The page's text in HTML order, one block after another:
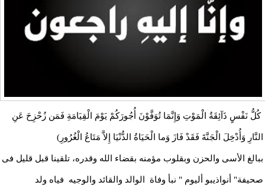
كُلُّ نَفْسٍ ذَآئِقَةُ الْمَوْتِ وَإِنَّمَا تُوَفَّوْنَ أُجُورَكُمْ يَوْمَ الْقِيَامَةِ فَمَن زُحْزِحَ عَنِ
النَّارِ وَأُدْخِلَ الْجَنَّةَ فَقَدْ فَازَ وَما الْحَيَاةُ الدُّنْيَا إِلاَّ مَتَاعُ الْغُرُورِ)
ببالغ الأسى والحزن وبقلوب مؤمنه بقضاء الله وقدره، تلقينا قبل قليل فى
صحيفة" أنواذيبو أليوم " نبأ وفاة الوالد والقائد والوجيه فياه ولد